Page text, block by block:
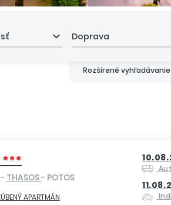
Rozšírené vyhľadávanie
Doprava
***
- THASOS- POTOS
APARTMÁN